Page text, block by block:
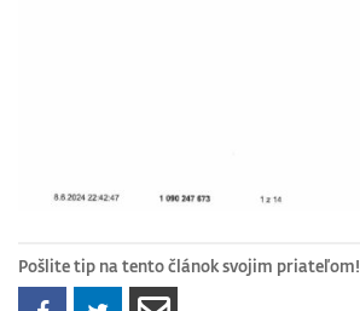
Pošlite tip na tento článok svojim priateľom!